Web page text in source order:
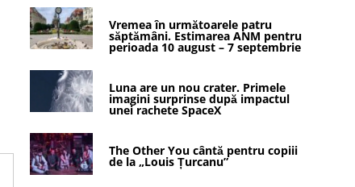
Vremea în următoarele patru
săptămâni. Estimarea ANM pentru
perioada 10 august – 7 septembrie
Luna are un nou crater. Primele
imagini surprinse după impactul
unei rachete SpaceX
The Other You cântă pentru copiii
de la „Louis Țurcanu”